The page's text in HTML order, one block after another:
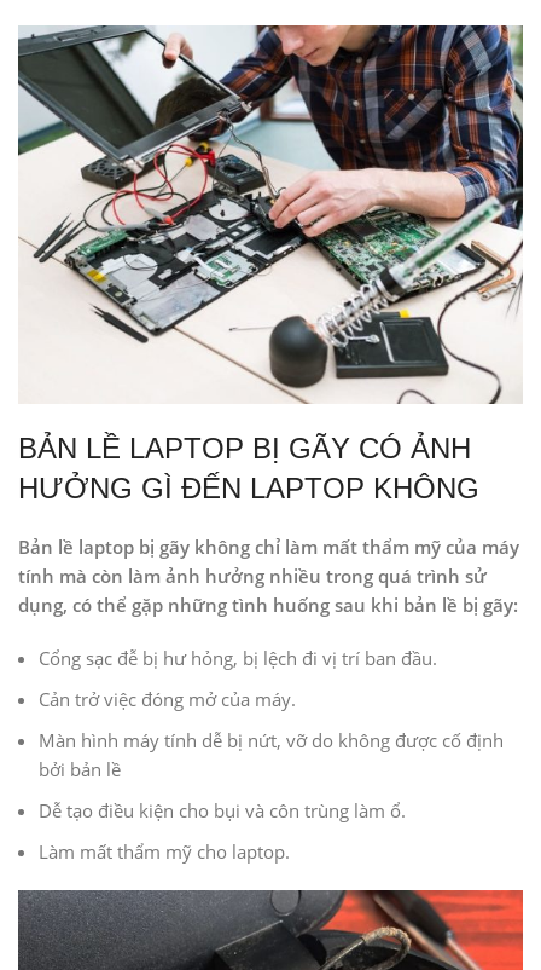
BẢN LỀ LAPTOP BỊ GÃY CÓ ẢNH
HƯỞNG GÌ ĐẾN LAPTOP KHÔNG
Bản lề laptop bị gãy không chỉ làm mất thẩm mỹ của máy
tính mà còn làm ảnh hưởng nhiều trong quá trình sử
dụng, có thể gặp những tình huống sau khi bản lề bị gãy:
Cổng sạc đễ bị hư hỏng, bị lệch đi vị trí ban đầu.
Cản trở việc đóng mở của máy.
Màn hình máy tính dễ bị nứt, vỡ do không được cố định
bởi bản lề
Dễ tạo điều kiện cho bụi và côn trùng làm ổ.
Làm mất thẩm mỹ cho laptop.